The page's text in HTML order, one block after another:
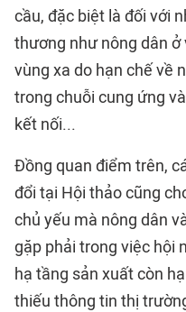
cầu, đặc biệt là đối với
thương như nông dân ở
vùng xa do hạn chế về
trong chuỗi cung ứng
kết nối...
Đồng quan điểm trên,
đổi tại Hội thảo cũng
chủ yếu mà nông dân
gặp phải trong việc hội
hạ tầng sản xuất còn
thiếu thông tin thị